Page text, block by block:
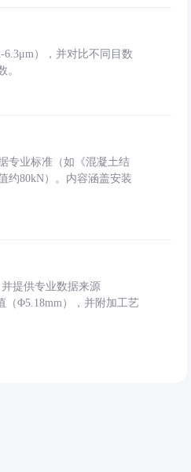
），并对比不同目数
。
专业标准（如《混凝土结
约80kN）。内容涵盖安装
提供专业数据来源
（Φ5.18mm），并附加工艺